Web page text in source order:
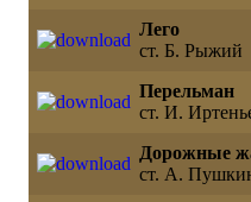
Лего
ст. Б. Рыжий
Перельман
ст. И.
Дорожные
ст. А.